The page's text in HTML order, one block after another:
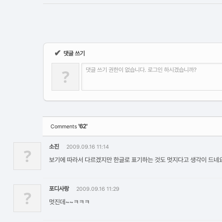
✔ 댓글 쓰기
? 댓글 쓰기 권한이 없습니다. 로그인 하시겠습니까?
Comments '62'
? 소진 2009.09.16 11:14
보기에 따라서 다르겠지만 한글로 표기하는 것도 멋지다고 생각이 드네
? 포디사랑 2009.09.16 11:29
멋진데~~ㅋㅋㅋ